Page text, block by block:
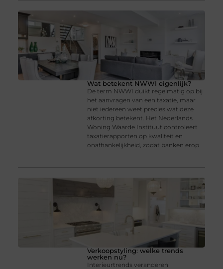
Wat betekent NWWI eigenlijk?
De term NWWI duikt regelmatig op bij
het aanvragen van een taxatie, maar
niet iedereen weet precies wat deze
afkorting betekent. Het Nederlands
Woning Waarde Instituut controleert
taxatierapporten op kwaliteit en
onafhankelijkheid, zodat banken erop
Verkoopstyling: welke trends
werken nu?
Interieurtrends veranderen